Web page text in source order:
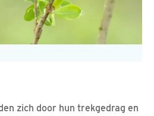
zich door hun trekgedrag en